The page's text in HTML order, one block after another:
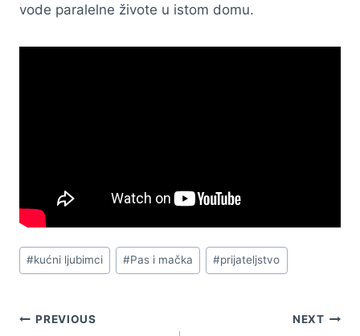
vode paralelne živote u istom domu.
Post
Tags:
#kućni ljubimci #Pas i mačka #prijateljstvo
Navigacija
PREVIOUS NEXT